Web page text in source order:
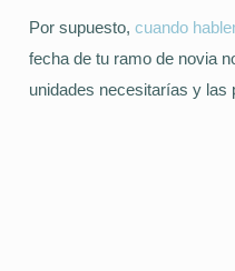
Por supuesto, cuando
fecha de tu ramo de novia
unidades necesitarías y las